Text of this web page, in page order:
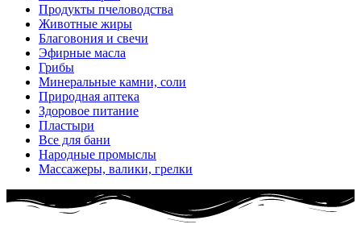
Продукты пчеловодства
Животные жиры
Благовония и свечи
Эфирные масла
Грибы
Минеральные камни, соли
Природная аптека
Здоровое питание
Пластыри
Все для бани
Народные промыслы
Массажеры, валики, грелки​